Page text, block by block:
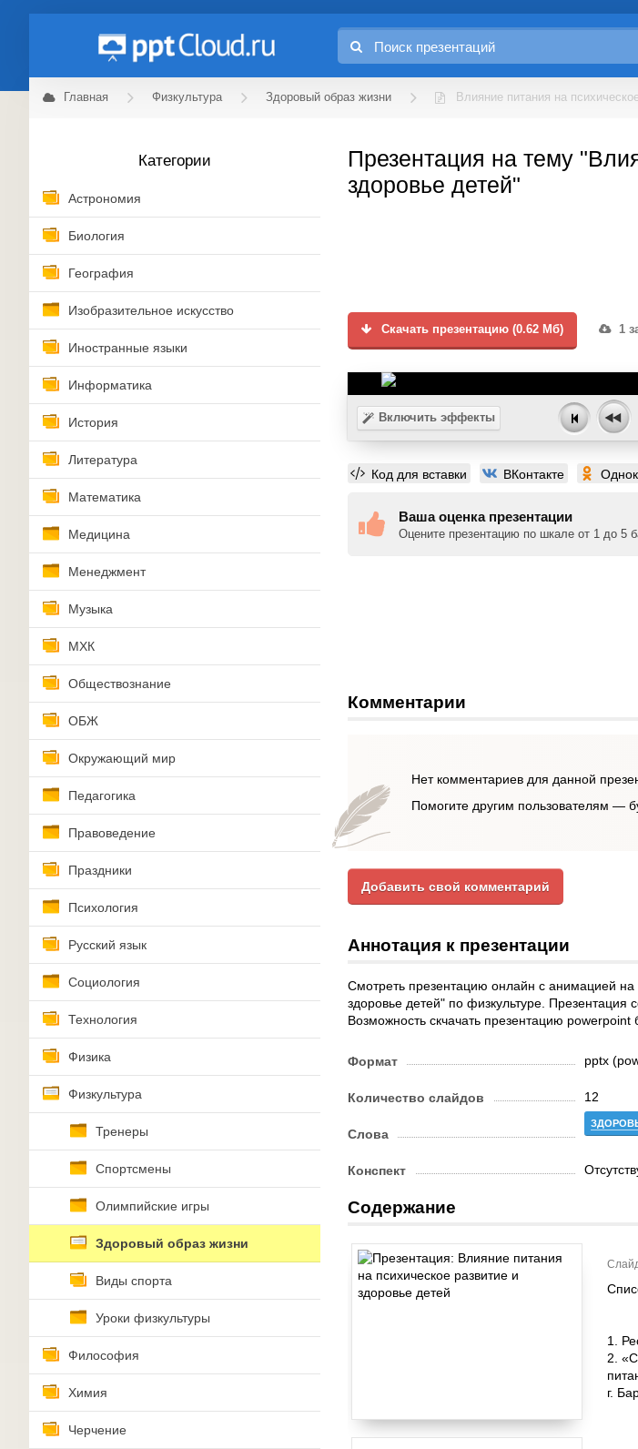
Главная Физкультура Здоровый образ жизни Влияние питания на
Категории
Астрономия
Биология
География
Изобразительное искусство
Иностранные языки
Информатика
История
Литература
Математика
Медицина
Менеджмент
Музыка
МХК
Обществознание
ОБЖ
Окружающий мир
Педагогика
Правоведение
Праздники
Психология
Русский язык
Социология
Технология
Физика
Физкультура
Тренеры
Спортсмены
Олимпийские игры
Здоровый образ жизни
Виды спорта
Уроки физкультуры
Философия
Химия
Черчение
Презентация на тему
здоровье детей"
Скачать презентацию (0.62 Мб) 1
Включить эффекты
Код для вставки ВКонтакте
Ваша оценка презентации
Оцените презентацию по шкале от 1 до 5
Комментарии
Нет комментариев для данной
Помогите другим пользователям —
Добавить свой комментарий
Аннотация к презентации
Смотреть презентацию онлайн с анимацией на
здоровье детей" по физкультуре. Презентация
Возможность скчачать презентацию
Формат pptx
Количество слайдов 12
Слова
Конспект
Содержание
1.
2.
г.